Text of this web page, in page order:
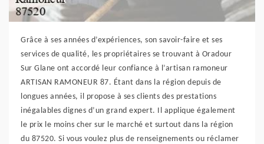
Grâce à ses années d’expériences, son savoir-faire et ses
services de qualité, les propriétaires se trouvant à Oradour
Sur Glane ont accordé leur confiance à l’artisan ramoneur
ARTISAN RAMONEUR 87. Étant dans la région depuis de
longues années, il propose à ses clients des prestations
inégalables dignes d’un grand expert. Il applique également
le prix le moins cher sur le marché et surtout dans la région
du 87520. Si vous voulez plus de renseignements ou réclamer